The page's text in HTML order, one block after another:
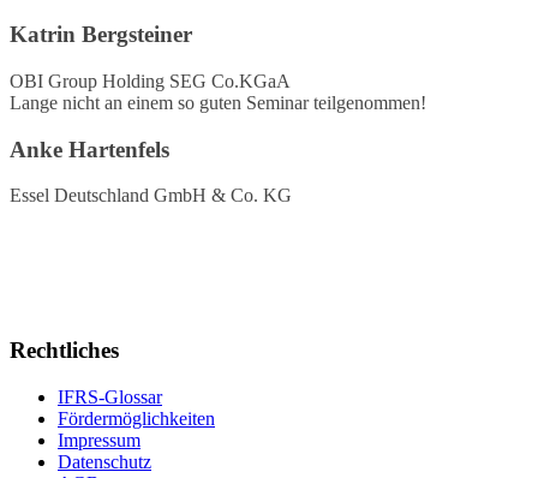
Katrin Bergsteiner
OBI Group Holding SEG Co.KGaA
Lange nicht an einem so guten Seminar teilgenommen!
Anke Hartenfels
Essel Deutschland GmbH & Co. KG
Rechtliches
IFRS-Glossar
Fördermöglichkeiten
Impressum
Datenschutz